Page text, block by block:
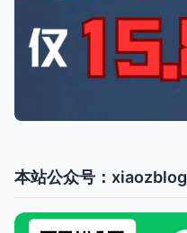
本站公众号：xiaozblog